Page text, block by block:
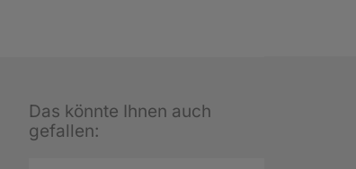
Das könnte Ihnen auch
gefallen: